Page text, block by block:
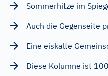
Sommerhitze im
Auch die Gegenseite
Eine eiskalte
Diese Kolumne ist